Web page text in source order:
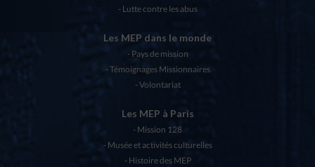
Lutte contre les abus
Les MEP dans le monde
Pays de mission
Témoignages Missionnaires
Volontariat
Les MEP à Paris
Mission 128
Musée et activités culturelles
Histoire des MEP